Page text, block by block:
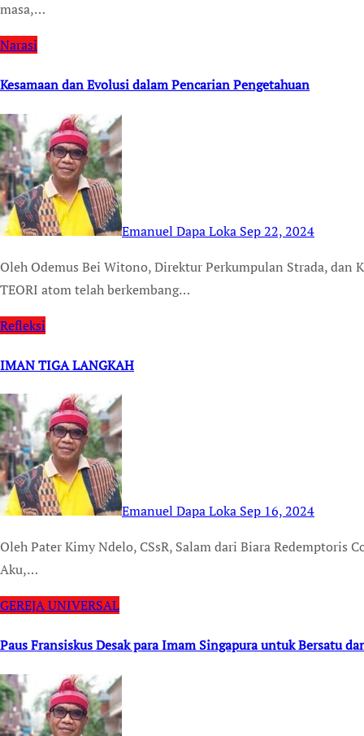
masa,…
Narasi
Kesamaan dan Evolusi dalam Pencarian Pengetahuan
Emanuel Dapa Loka Sep 22, 2024
Oleh Odemus Bei Witono, Direktur Perkumpulan Strada, dan Kandidat Doktor Filsafat STF Driyarkara, Jakarta
TEORI atom telah berkembang…
Refleksi
IMAN TIGA LANGKAH
Emanuel Dapa Loka Sep 16, 2024
Oleh Pater Kimy Ndelo, CSsR, Salam dari Biara Redemptoris Colombo, Sri Lanka “Setiap orang yang mau mengikut
Aku,…
GEREJA UNIVERSAL
Paus Fransiskus Desak para Imam Singapura untuk Bersatu